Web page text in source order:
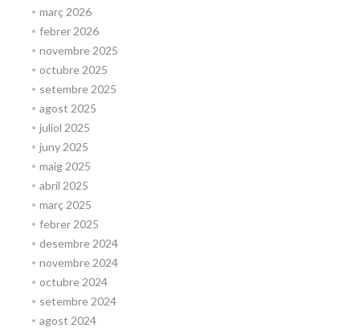
març 2026
febrer 2026
novembre 2025
octubre 2025
setembre 2025
agost 2025
juliol 2025
juny 2025
maig 2025
abril 2025
març 2025
febrer 2025
desembre 2024
novembre 2024
octubre 2024
setembre 2024
agost 2024